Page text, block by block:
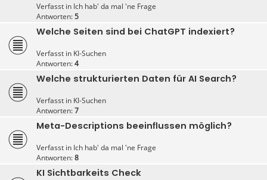
Verfasst in Ich hab' da mal 'ne Frage
Antworten:5
Welche Seiten sind bei ChatGPT indexiert?
Verfasst in KI-Suchen
Antworten:4
Welche strukturierten Daten für AI Search?
Verfasst in KI-Suchen
Antworten:7
Meta-Descriptions beeinflussen möglich?
Verfasst in Ich hab' da mal 'ne Frage
Antworten:8
KI Sichtbarkeits Check